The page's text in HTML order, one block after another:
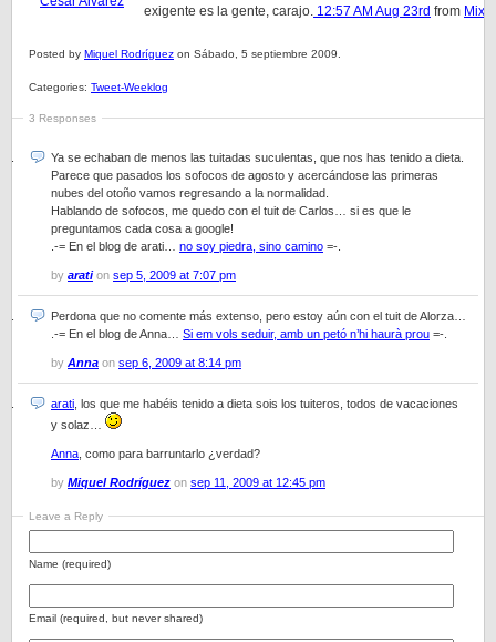
exigente es la gente, carajo. 12:57 AM Aug 23rd from
Posted by Miquel Rodríguez on Sábado, 5 septiembre 2009.
Categories: Tweet-Weeklog
3 Responses
Ya se echaban de menos las tuitadas suculentas, que nos has tenido a dieta.
Parece que pasados los sofocos de agosto y acercándose las primeras
nubes del otoño vamos regresando a la normalidad.
Hablando de sofocos, me quedo con el tuit de Carlos… si es que le
preguntamos cada cosa a google!
.-= En el blog de arati… no soy piedra, sino camino =-.
by aration sep 5, 2009 at 7:07 pm
Perdona que no comente más extenso, pero estoy aún con el tuit de Alorza…
.-= En el blog de Anna… Si em vols seduir, amb un petó n’hi haurà prou =-.
by Anna on sep 6, 2009 at 8:14 pm
arati , los que me habéis tenido a dieta sois los tuiteros, todos de vacaciones
y solaz…
Anna , como para barruntarlo ¿verdad?
by Miquel Rodríguez on sep 11, 2009 at 12:45 pm
Leave a Reply
Name (required)
Email (required, but never shared)